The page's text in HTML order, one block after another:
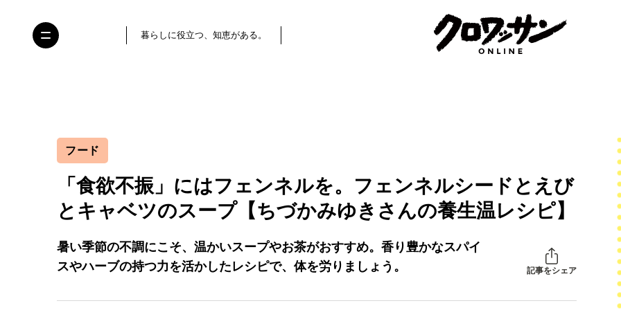
暮らしに役立つ、知恵がある。
フード
「食欲不振」にはフェンネルを。フェンネルシードとえび
とキャベツのスープ【ちづかみゆきさんの養生温レシピ】
暑い季節の不調にこそ、温かいスープやお茶がおすすめ。香り豊かなスパイ
スやハーブの持つ力を活かしたレシピで、体を労りましょう。
記事をシェア